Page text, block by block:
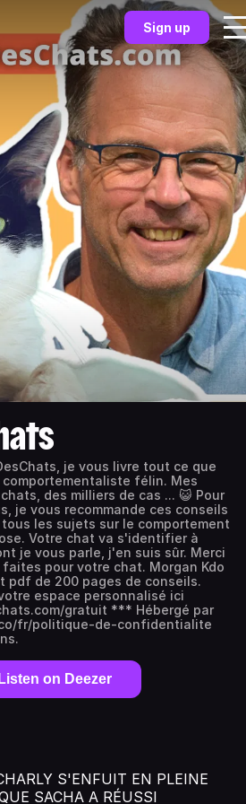
Sign up
je vous livre tout ce que
félin. Mes
des milliers de cas ... 😺 Pour
je vous recommande ces conseils
les sujets sur le comportement
Votre chat va s'identifier à
je vous parle, j'en suis sûr. Merci
pour votre chat. Morgan Kdo
pdf de 200 pages de conseils.
espace personnalisé ici
gratuit *** Hébergé par
fr/politique-de-confidentialite
Listen on Deezer
S'ENFUIT EN PLEINE
SACHA A RÉUSSI